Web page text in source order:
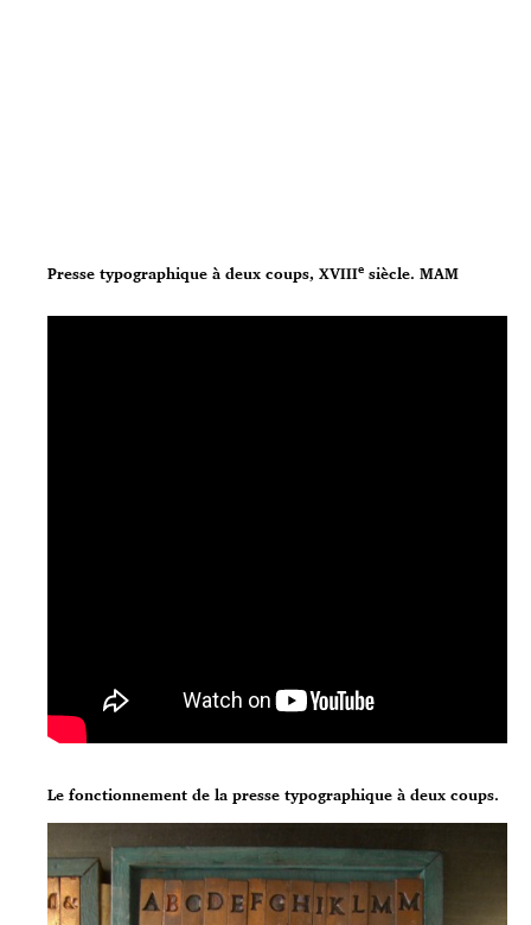
Presse typographique à deux coups, XVIIIe siècle. MAM
Le fonctionnement de la presse typographique à deux coups.